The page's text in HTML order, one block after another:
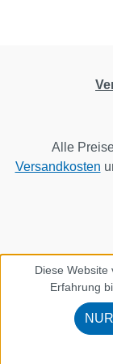
Alle
Versandkosten
Diese Website
Erfahrung